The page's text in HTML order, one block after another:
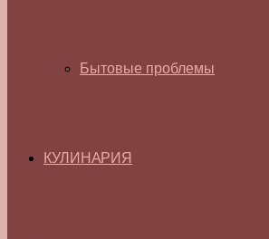
Бытовые проблемы
КУЛИНАРИЯ